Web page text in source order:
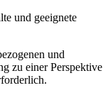
und geeignete
und
zu einer Perspektive